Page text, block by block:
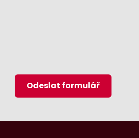
Odeslat formulář